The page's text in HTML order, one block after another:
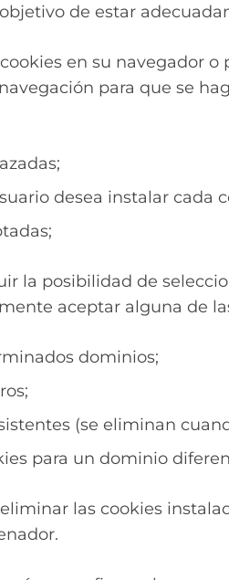
de estar
en su navegador
para que se
desea instalar cada
la posibilidad de
aceptar alguna de
dominios;
(se eliminan
para un dominio
las cookies